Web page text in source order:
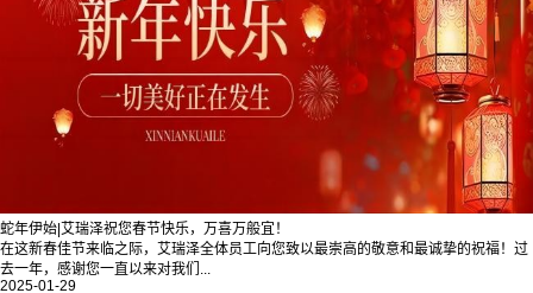
蛇年伊始|艾瑞泽祝您春节快乐，万喜万般宜！
在这新春佳节来临之际，艾瑞泽全体员工向您致以最崇高的敬意和最诚挚的祝福！过
去一年，感谢您一直以来对我们...
2025-01-29